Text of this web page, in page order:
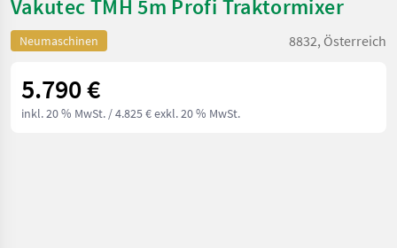
Vakutec TMH 5m Profi Traktormixer
Neumaschinen 8832, Österreich
5.790 €
inkl. 20 % MwSt. / 4.825 € exkl. 20 % MwSt.